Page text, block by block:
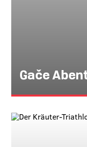
Gače